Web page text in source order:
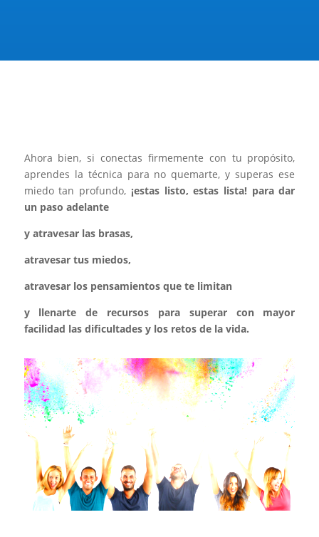
Ahora bien, si conectas firmemente con tu propósito,
aprendes la técnica para no quemarte, y superas ese
miedo tan profundo, ¡estas listo, estas lista! para dar
un paso adelante
y atravesar las brasas,
atravesar tus miedos,
atravesar los pensamientos que te limitan
y llenarte de recursos para superar con mayor
facilidad las dificultades y los retos de la vida.